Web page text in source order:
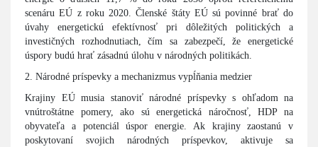
scenáru EÚ z roku 2020. Členské štáty EÚ sú povinné brať do
úvahy energetickú efektívnosť pri dôležitých politických a
investičných rozhodnutiach, čím sa zabezpečí, že energetické
úspory budú hrať zásadnú úlohu v národných politikách.
2. Národné príspevky a mechanizmus vypĺňania medzier
Krajiny EÚ musia stanoviť národné príspevky s ohľadom na
vnútroštátne pomery, ako sú energetická náročnosť, HDP na
obyvateľa a potenciál úspor energie. Ak krajiny zaostanú v
poskytovaní svojich národných príspevkov, aktivuje sa